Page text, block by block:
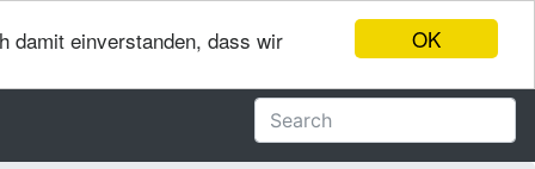
OK
damit einverstanden, dass wir